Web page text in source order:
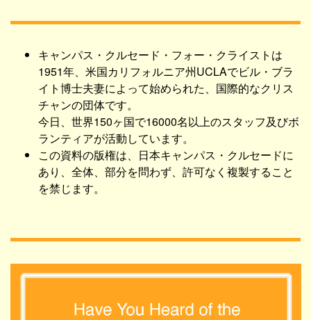
キャンパス・クルセード・フォー・クライストは
1951年、米国カリフォルニア州UCLAでビル・ブラ
イト博士夫妻によって始められた、国際的なクリス
チャンの団体です。
今日、世界150ヶ国で16000名以上のスタッフ及びボ
ランティアが活動しています。
この資料の版権は、日本キャンパス・クルセードに
あり、全体、部分を問わず、許可なく複製すること
を禁じます。